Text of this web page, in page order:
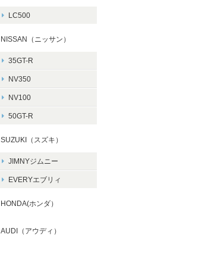
LC500
NISSAN（ニッサン）
35GT-R
NV350
NV100
50GT-R
SUZUKI（スズキ）
JIMNYジムニー
EVERYエブリィ
HONDA(ホンダ）
AUDI（アウディ）